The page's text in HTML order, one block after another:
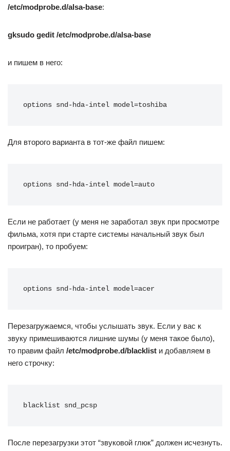
/etc/modprobe.d/alsa-base:
gksudo gedit /etc/modprobe.d/alsa-base
и пишем в него:
options snd-hda-intel model=toshiba
Для второго варианта в тот-же файл пишем:
options snd-hda-intel model=auto
Если не работает (у меня не заработал звук при просмотре
фильма, хотя при старте системы начальный звук был
проигран), то пробуем:
options snd-hda-intel model=acer
Перезагружаемся, чтобы услышать звук. Если у вас к
звуку примешиваются лишние шумы (у меня такое было),
то правим файл /etc/modprobe.d/blacklist и добавляем в
него строчку:
blacklist snd_pcsp
После перезагрузки этот “звуковой глюк” должен исчезнуть.